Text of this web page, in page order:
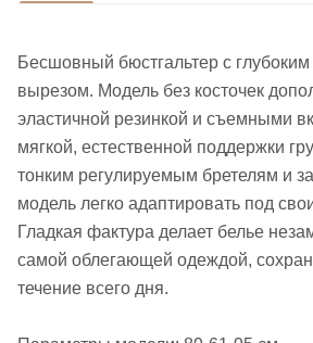
Бесшовный бюстгальтер с
вырезом. Модель без косточек
эластичной резинкой и съемными
мягкой, естественной поддержки
тонким регулируемым бретелям и
модель легко адаптировать под
Гладкая фактура делает белье
самой облегающей одеждой,
течение всего дня.